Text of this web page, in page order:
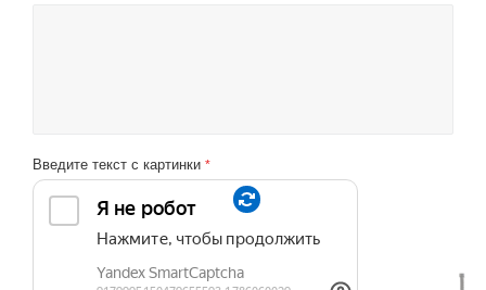
Введите текст с картинки *